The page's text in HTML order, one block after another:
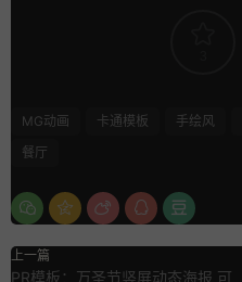
MG动画 卡通模板 手绘风
餐厅
上一篇
PR模板：万圣节竖屏动态海报 可